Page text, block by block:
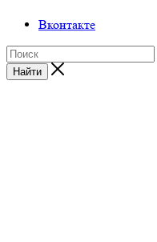
Вконтакте
Найти